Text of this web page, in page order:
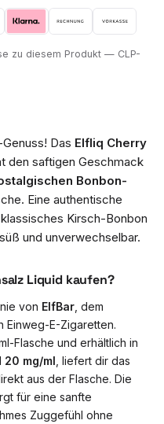
zu diesem Produkt — CLP-
Das Elfliq Cherry
den saftigen Geschmack
Bonbon-
Eine authentische
Kirsch-Bonbon
und unverwechselbar.
Liquid kaufen?
von ElfBar , dem
Einweg-E-Zigaretten.
Flasche und erhältlich in
20 mg/ml , liefert dir das
aus der Flasche. Die
für eine sanfte
Zuggefühl ohne